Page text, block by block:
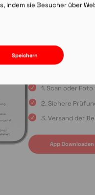
Wir laden Sie ein,
Rezepte schnell
oder die
sind Sie immer in
Apple App Store
uns auf Ihre
1. Scan oder
2. Sichere
3. Versand der
App Downloaden
indem sie Besucher über
Speichern